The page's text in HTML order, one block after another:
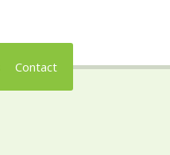
Contact